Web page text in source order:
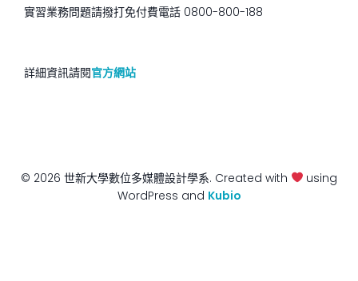
實習業務問題請撥打免付費電話 0800-800-188
詳細資訊請閱官方網站
© 2026 世新大學數位多媒體設計學系. Created with
using
WordPress and Kubio